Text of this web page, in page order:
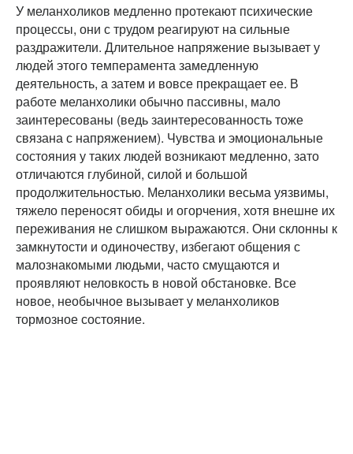
У меланхоликов медленно протекают психические
процессы, они с трудом реагируют на сильные
раздражители. Длительное напряжение вызывает у
людей этого темперамента замедленную
деятельность, а затем и вовсе прекращает ее. В
работе меланхолики обычно пассивны, мало
заинтересованы (ведь заинтересованность тоже
связана с напряжением). Чувства и эмоциональные
состояния у таких людей возникают медленно, зато
отличаются глубиной, силой и большой
продолжительностью. Меланхолики весьма уязвимы,
тяжело переносят обиды и огорчения, хотя внешне их
переживания не слишком выражаются. Они склонны к
замкнутости и одиночеству, избегают общения с
малознакомыми людьми, часто смущаются и
проявляют неловкость в новой обстановке. Все
новое, необычное вызывает у меланхоликов
тормозное состояние.